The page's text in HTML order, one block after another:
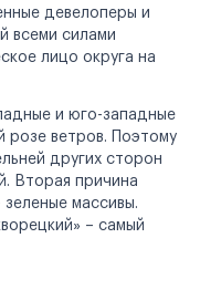
девелоперы и
всеми силами
лицо округа на
и юго-западные
розе ветров. Поэтому
других сторон
Вторая причина
массивы.
– самый